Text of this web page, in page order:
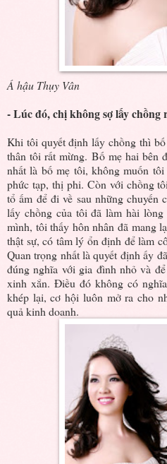
Á hậu Thụy Vân
- Lúc đó, chị không sợ lấy chồng
Khi tôi quyết định lấy chồng thì
thân tôi rất mừng. Bố mẹ hai bên
nhất là bố mẹ tôi, không muốn
phức tạp, thị phi. Còn với chồng
tổ ấm để đi về sau những chuyến
lấy chồng của tôi đã làm hài
mình, tôi thấy hôn nhân đã mang
thật sự, có tâm lý ổn định để làm
Quan trọng nhất là quyết định ấy
đúng nghĩa với gia đình nhỏ và
xinh xắn. Điều đó không có
khép lại, cơ hội luôn mở ra cho
quả kinh doanh.